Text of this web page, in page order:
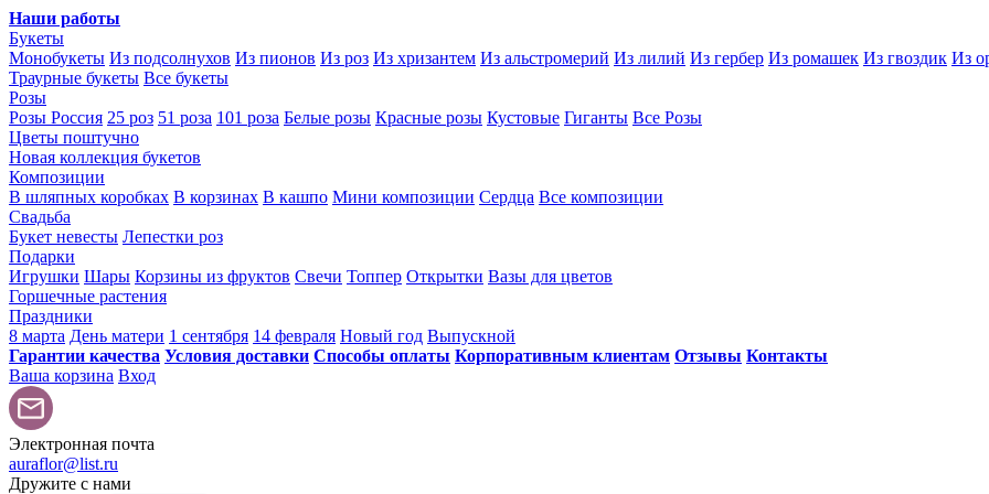
Наши работы
Букеты
Монобукеты Из подсолнухов Из пионов Из роз Из хризантем Из альстромерий Из лилий Из гербер Из ромашек Из гвоздик Из
Траурные букеты Все букеты
Розы
Розы Россия 25 роз 51 роза 101 роза Белые розы Красные розы Кустовые Гиганты Все Розы
Цветы поштучно
Новая коллекция букетов
Композиции
В шляпных коробках В корзинах В кашпо Мини композиции Сердца Все композиции
Свадьба
Букет невесты Лепестки роз
Подарки
Игрушки Шары Корзины из фруктов Свечи Топпер Открытки Вазы для цветов
Горшечные растения
Праздники
8 марта День матери 1 сентября 14 февраля Новый год Выпускной
Гарантии качества Условия доставки Способы оплаты Корпоративным клиентам Отзывы Контакты
Ваша корзина Вход
Электронная почта
auraflor@list.ru
Дружите с нами